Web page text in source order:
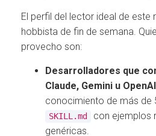
El perfil del lector ideal de este
hobbista de fin de semana.
provecho son:
Desarrolladores que
Claude, Gemini u OpenAI
conocimiento de más de
SKILL.md
con ejemplos
genéricas.